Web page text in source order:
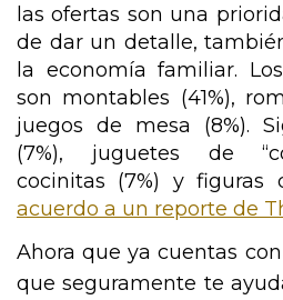
las ofertas son una
de dar un detalle,
la economía familiar.
son montables (41%),
juegos de mesa (8%).
(7%), juguetes de
cocinitas (7%) y figuras
acuerdo a un reporte de
Ahora que ya cuentas
que seguramente te